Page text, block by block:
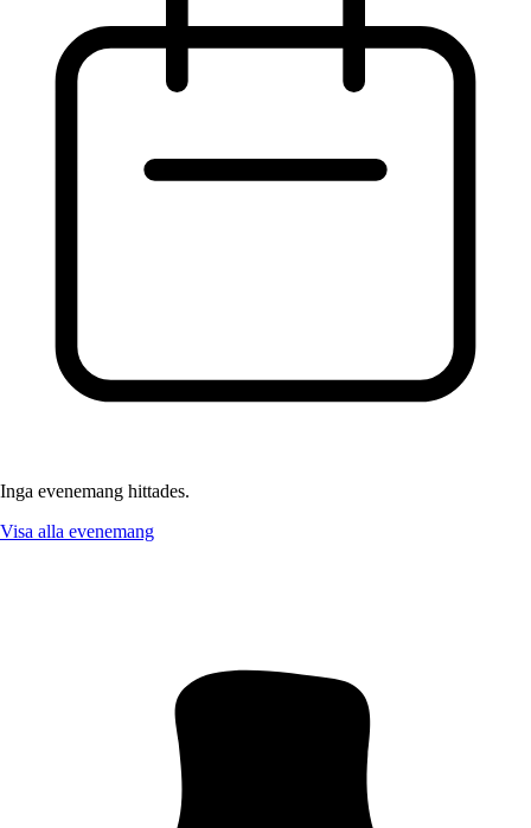
Inga evenemang hittades.
Visa alla evenemang